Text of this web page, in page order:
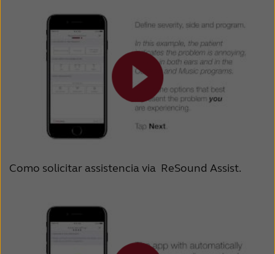
Como solicitar assistencia via ReSound Assist.